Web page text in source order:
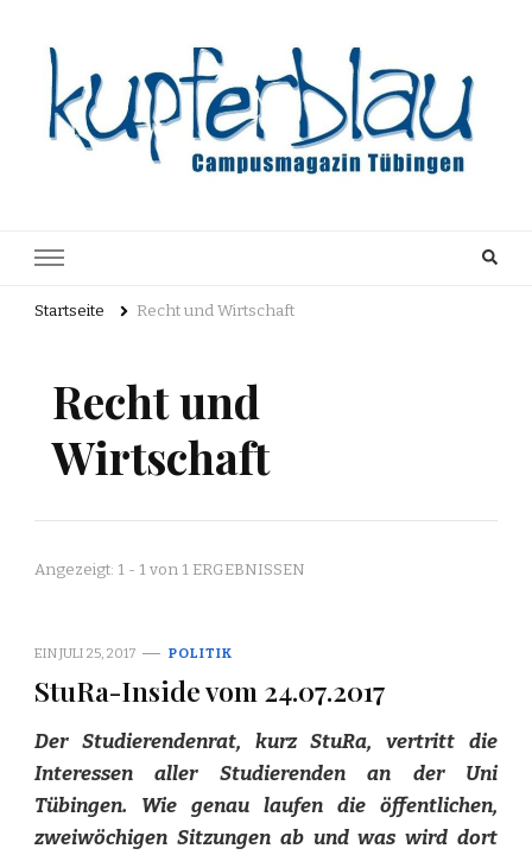
Archiv
Startseite Recht und Wirtschaft
Recht und
Wirtschaft
Angezeigt: 1 - 1 von 1 ERGEBNISSEN
EINJULI 25, 2017 POLITIK
StuRa-Inside vom 24.07.2017
Der Studierendenrat, kurz StuRa, vertritt die
Interessen aller Studierenden an der Uni
Tübingen. Wie genau laufen die öffentlichen,
zweiwöchigen Sitzungen ab und was wird dort